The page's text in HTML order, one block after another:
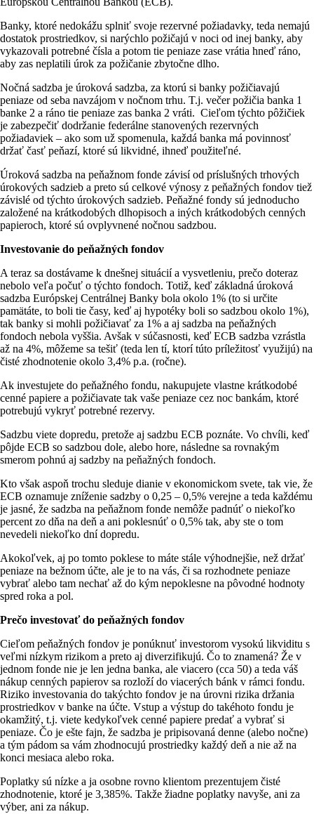
Banky, ktoré nedokážu splniť svoje rezervné požiadavky, teda nemajú
dostatok prostriedkov, si narýchlo požičajú v noci od inej banky, aby
vykazovali potrebné čísla a potom tie peniaze zase vrátia hneď ráno,
aby zas neplatili úrok za požičanie zbytočne dlho.
Nočná sadzba je úroková sadzba, za ktorú si banky požičiavajú
peniaze od seba navzájom v nočnom trhu. T.j. večer požičia banka 1
banke 2 a ráno tie peniaze zas banka 2 vráti. Cieľom týchto pôžičiek
je zabezpečiť dodržanie federálne stanovených rezervných
požiadaviek – ako som už spomenula, každá banka má povinnosť
držať časť peňazí, ktoré sú likvidné, ihneď použiteľné.
Úroková sadzba na peňažnom fonde závisí od príslušných trhových
úrokových sadzieb a preto sú celkové výnosy z peňažných fondov tiež
závislé od týchto úrokových sadzieb. Peňažné fondy sú jednoducho
založené na krátkodobých dlhopisoch a iných krátkodobých cenných
papieroch, ktoré sú ovplyvnené nočnou sadzbou.
Investovanie do peňažných fondov
A teraz sa dostávame k dnešnej situácií a vysvetleniu, prečo doteraz
nebolo veľa počuť o týchto fondoch. Totiž, keď základná úroková
sadzba Európskej Centrálnej Banky bola okolo 1% (to si určite
pamätáte, to boli tie časy, keď aj hypotéky boli so sadzbou okolo 1%),
tak banky si mohli požičiavať za 1% a aj sadzba na peňažných
fondoch nebola vyššia. Avšak v súčasnosti, keď ECB sadzba vzrástla
až na 4%, môžeme sa tešiť (teda len tí, ktorí túto príležitosť využijú) na
čisté zhodnotenie okolo 3,4% p.a. (ročne).
Ak investujete do peňažného fondu, nakupujete vlastne krátkodobé
cenné papiere a požičiavate tak vaše peniaze cez noc bankám, ktoré
potrebujú vykryť potrebné rezervy.
Sadzbu viete dopredu, pretože aj sadzbu ECB poznáte. Vo chvíli, keď
pôjde ECB so sadzbou dole, alebo hore, následne sa rovnakým
smerom pohnú aj sadzby na peňažných fondoch.
Kto však aspoň trochu sleduje dianie v ekonomickom svete, tak vie, že
ECB oznamuje zníženie sadzby o 0,25 – 0,5% verejne a teda každému
je jasné, že sadzba na peňažnom fonde nemôže padnúť o niekoľko
percent zo dňa na deň a ani poklesnúť o 0,5% tak, aby ste o tom
nevedeli niekoľko dní dopredu.
Akokoľvek, aj po tomto poklese to máte stále výhodnejšie, než držať
peniaze na bežnom účte, ale je to na vás, či sa rozhodnete peniaze
vybrať alebo tam nechať až do kým nepoklesne na pôvodné hodnoty
spred roka a pol.
Prečo investovať do peňažných fondov
Cieľom peňažných fondov je ponúknuť investorom vysokú likviditu s
veľmi nízkym rizikom a preto aj diverzifikujú. Čo to znamená? Že v
jednom fonde nie je len jedna banka, ale viacero (cca 50) a teda váš
nákup cenných papierov sa rozloží do viacerých bánk v rámci fondu.
Riziko investovania do takýchto fondov je na úrovni rizika držania
prostriedkov v banke na účte. Vstup a výstup do takéhoto fondu je
okamžitý, t.j. viete kedykoľvek cenné papiere predať a vybrať si
peniaze. Čo je ešte fajn, že sadzba je pripisovaná denne (alebo nočne)
a tým pádom sa vám zhodnocujú prostriedky každý deň a nie až na
konci mesiaca alebo roka.
Poplatky sú nízke a ja osobne rovno klientom prezentujem čisté
zhodnotenie, ktoré je 3,385%. Takže žiadne poplatky navyše, ani za
výber, ani za nákup.